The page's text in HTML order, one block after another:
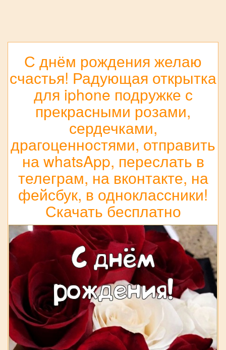
С днём рождения желаю
счастья! Радующая открытка
для iphone подружке с
прекрасными розами,
сердечками,
драгоценностями, отправить
на whatsApp, переслать в
телеграм, на вконтакте, на
фейсбук, в одноклассники!
Скачать бесплатно